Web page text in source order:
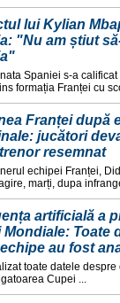
lui Kylian
"Nu am știut
Spaniei s-a
formația Franței cu
Franței după
jucători
resemnat
echipei Franței,
marți, dupa
artificială a
Mondiale: Toate
au fost
toate datele
Cupei ...